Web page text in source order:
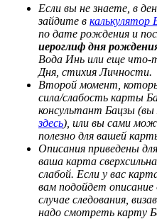
Если вы не знаете, в
зайдите в калькулятор
по дате рождения и
иероглиф дня
Вода Инь или еще что-
Дня, стихия Личности.
Второй момент,
сила/слабость карты
консультант Бацзы
здесь), или вы сами
полезно для вашей
Описания приведены
ваша карта
слабой. Если у вас
вам подойдет
случае следования,
надо смотреть карту